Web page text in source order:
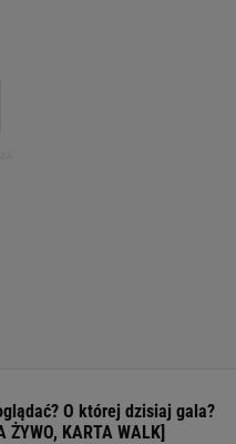
O której dzisiaj gala?
ŻYWO, KARTA WALK]